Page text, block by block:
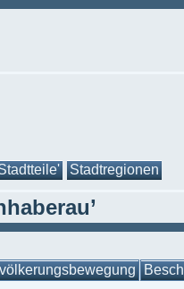
Stadtregionen